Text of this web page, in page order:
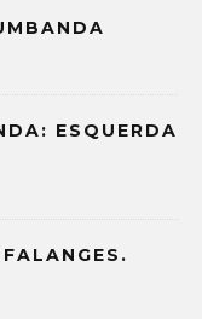
ESQUERDA